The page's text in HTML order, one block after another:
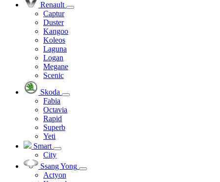
Renault
Captur
Duster
Kangoo
Koleos
Laguna
Logan
Megane
Scenic
Skoda
Fabia
Octavia
Rapid
Superb
Yeti
Smart
City
Ssang Yong
Actyon